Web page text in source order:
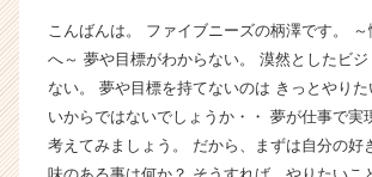
企
業
か
ら
ス
カ
こんばんは。 ファイブニーズの柄澤です。
へ～ 夢や目標がわからない。 漠然としたビ
ない。 夢や目標を持てないのは きっとやり
いからではないでしょうか・・ 夢が仕事で実
考えてみましょう。 だから、まずは自分の好